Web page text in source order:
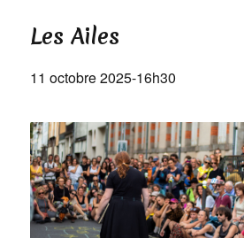
Les Ailes
11 octobre 2025-16h30